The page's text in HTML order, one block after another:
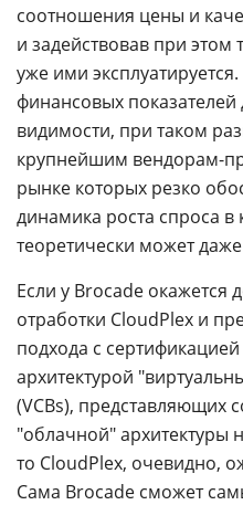
соотношения цены и
и задействовав при этом
уже ими
финансовых показателей
видимости, при таком
крупнейшим вендорам-
рынке которых резко
динамика роста спроса в
теоретически может
Если у Brocade окажется
отработки CloudPlex и
подхода с
архитектурой
(VCBs), представляющих
"облачной" архитектуры
то CloudPlex, очевидно,
Сама Brocade сможет